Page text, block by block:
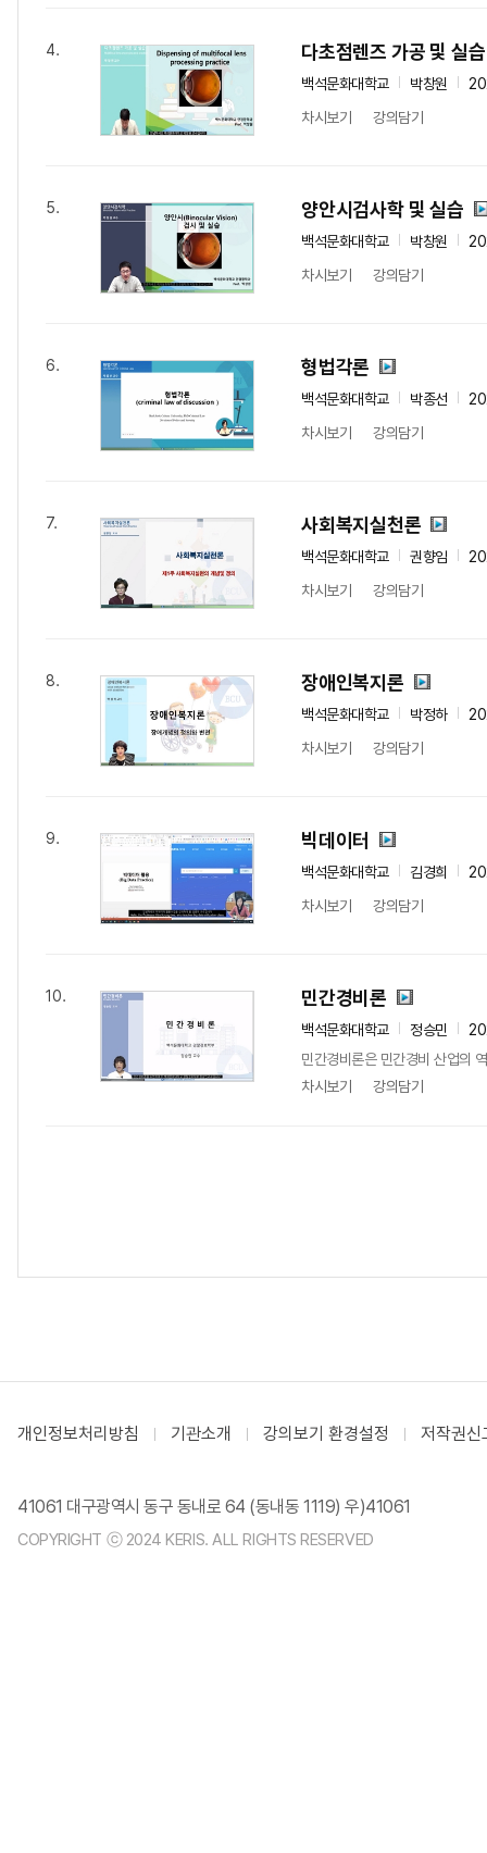
4. 다초점렌즈 가공 및 실습
백석문화대학교 박창원
차시보기
강의담기
5. 양안시검사학 및 실습
백석문화대학교 박창원
차시보기
강의담기
6. 형법각론
백석문화대학교 박종선
차시보기
강의담기
7. 사회복지실천론
백석문화대학교 권향임
차시보기
강의담기
8. 장애인복지론
백석문화대학교 박정하
차시보기
강의담기
9. 빅데이터
백석문화대학교 김경희
차시보기
강의담기
10. 민간경비론
백석문화대학교 정승민
민간경비론은 민간경비 산업의
차시보기
강의담기
개인정보처리방침 기관소개 강의보기 환경설정 저작권신
41061 대구광역시 동구 동내로 64 (동내동 1119) 우)41061
COPYRIGHT ⓒ 2024 KERIS. ALL RIGHTS RESERVED